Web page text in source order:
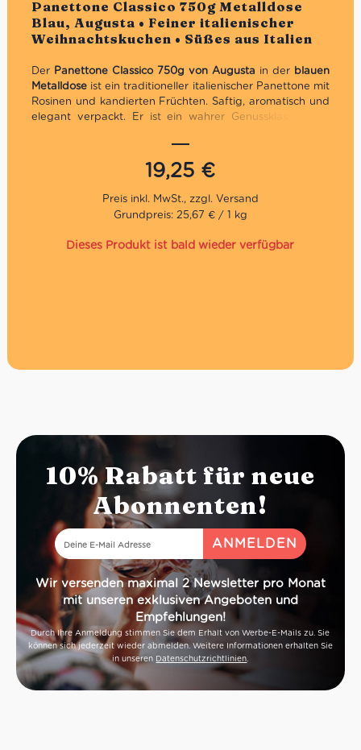
Panettone Classico 750g Metalldose
Blau, Augusta • Feiner italienischer
Weihnachtskuchen • Süßes aus Italien
DerPanettone Classico 750g von Augusta in der blauen
Metalldoseist ein traditioneller italienischer Panettone mit
Rosinen und kandierten Früchten. Saftig, aromatisch und
elegant verpackt. Er ist ein wahrer Genussklassiker zu
auch ein ideales Weihnachtsgeschenk.
Exklusives Geschenk für Weihnachten dank blauer
Mit Rosinen und kandierten Orangenschalen
Großzügiges Format
19,25 €
Grundpreis: 25,67 € / 1 kg
Dieses Produkt ist bald wieder verfügbar
10% Rabatt für neue
Abonnenten!
Wir versenden maximal 2 Newsletter pro Monat
mit unseren exklusiven Angeboten und
Empfehlungen!
Durch Ihre Anmeldung stimmen Sie dem Erhalt von Werbe-E-Mails zu. Sie
können sich jederzeit wieder abmelden. Weitere Informationen erhalten Sie
in unseren Datenschutzrichtlinien